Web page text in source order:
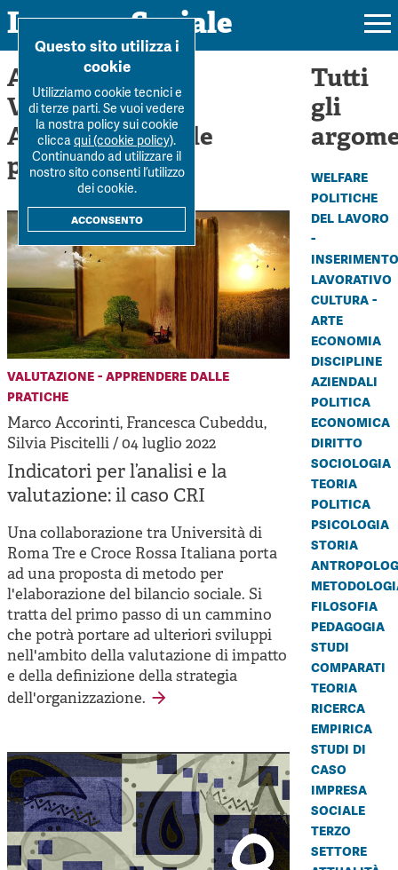
Impresa Sociale
Rivista
Ultimo numero
La Rivista
Submission
Colophon
Autori
Archivio
Argomenti
Forum
Forum
Tutti gli articoli
Autori
Argomenti
Dossier
Tutti i dossier
Workshop Impresa Sociale 2021
Impresa sociale, reciprocità e sostenibilità
Innovazione sociale
Cooperative di comunità
Impresa sociale e democrazia
Acini di fuoco - Dossier Mezzogiorno
Valutazione e dintorni
Chi siamo
Contatti
Sostienici
Home Valutazione - App...
Argomento:
Valutazione -
Apprendere dalle
pratiche
valutazione - apprendere dalle
pratiche
Marco Accorinti, Francesca Cubeddu,
Silvia Piscitelli / 04 luglio 2022
Indicatori per l’analisi e la
valutazione: il caso CRI
Una collaborazione tra Università di
Roma Tre e Croce Rossa Italiana porta
ad una proposta di metodo per
l'elaborazione del bilancio sociale. Si
tratta del primo passo di un cammino
che potrà portare ad ulteriori sviluppi
nell'ambito della valutazione di impatto
e della definizione della strategia
dell'organizzazione.
Tutti
gli
welfare
politiche
del lavoro
-
inserimento
lavorativo
cultura -
arte
economia
discipline
aziendali
politica
economica
diritto
sociologia
teoria
politica
psicologia
storia
filosofia
pedagogia
studi
comparati
teoria
ricerca
empirica
studi di
caso
impresa
sociale
terzo
settore
Questo sito utilizza i
cookie
Utilizziamo cookie tecnici e
di terze parti. Se vuoi vedere
la nostra policy sui cookie
cliccaqui (cookie policy).
Continuando ad utilizzare il
nostro sito consenti l’utilizzo
dei cookie.
acconsento